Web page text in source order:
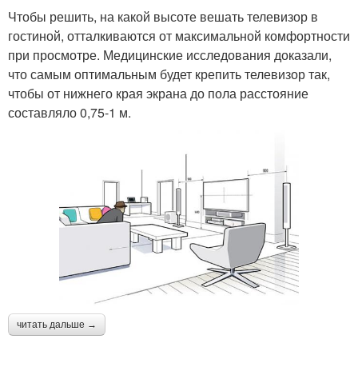
Чтобы решить, на какой высоте вешать телевизор в
гостиной, отталкиваются от максимальной комфортности
при просмотре. Медицинские исследования доказали,
что самым оптимальным будет крепить телевизор так,
чтобы от нижнего края экрана до пола расстояние
составляло 0,75-1 м.
читать дальше →